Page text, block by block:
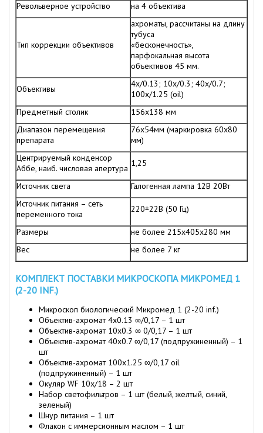
Револьверное устройство
на 4 объектива
Тип коррекции объективов
ахроматы, рассчитаны на длину
тубуса
«бесконечность»,
парфокальная высота
объективов 45 мм.
Объективы
4x/0.13; 10x/0.3; 40x/0.7;
100x/1.25 (oil)
Предметный столик
156х138 мм
Диапазон перемещения
препарата
76х54мм (маркировка 60х80
мм)
Центрируемый конденсор
Аббе, наиб. числовая апертура 1,25
Источник света
Галогенная лампа 12В 20Вт
Источник питания – сеть
переменного тока
220±22В (50 Гц)
Размеры
не более 215х405х280 мм
Вес
не более 7 кг
КОМПЛЕКТ ПОСТАВКИ МИКРОСКОПА МИКРОМЕД 1
(2-20 INF.)
Микроскоп биологический Микромед 1 (2-20 inf.)
Объектив-ахромат 4х0.13 ∞/0,17 – 1 шт
Объектив-ахромат 10х0.3 ∞ 0/0,17 – 1 шт
Объектив-ахромат 40х0.7 ∞/0,17 (подпружиненный) – 1
шт
Объектив-ахромат 100х1.25 ∞/0,17 oil
(подпружиненный) – 1 шт
Окуляр WF 10х/18 – 2 шт
Набор светофильтров – 1 шт (белый, желтый, синий,
зеленый)
Шнур питания – 1 шт
Флакон с иммерсионным маслом – 1 шт